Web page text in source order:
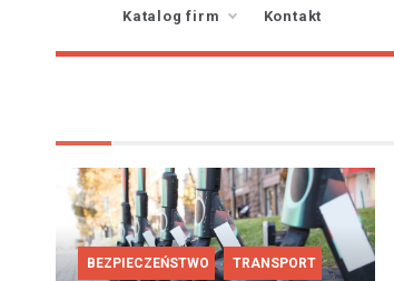
Katalog firm Kontakt
BEZPIECZEŃSTWO TRANSPORT